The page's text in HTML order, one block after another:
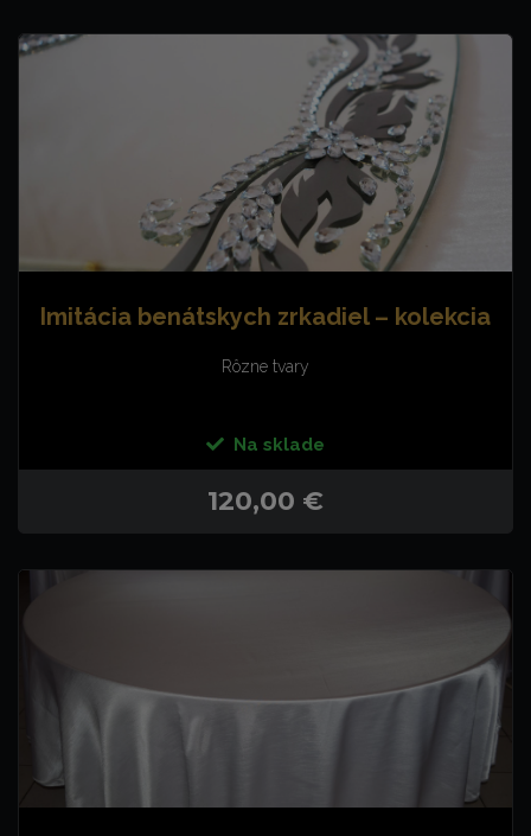
Imitácia benátskych zrkadiel – kolekcia
Rôzne tvary
Na sklade
120,00 €